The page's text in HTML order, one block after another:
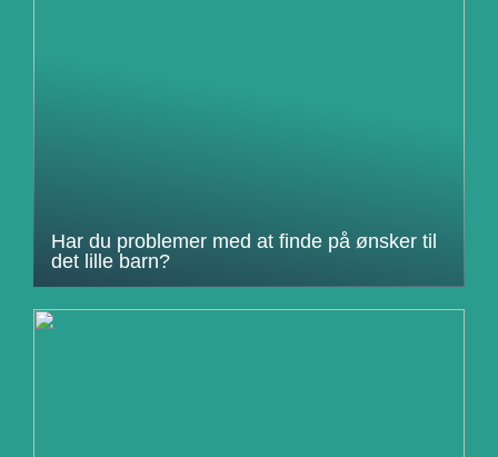
Har du problemer med at finde på ønsker til
det lille barn?